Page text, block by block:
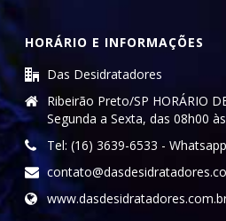
HORÁRIO E INFORMAÇÕES
Das Desidratadores
Ribeirão Preto/SP HORÁRIO
Segunda a Sexta, das 08h00
Tel: (16) 3639-6533 -